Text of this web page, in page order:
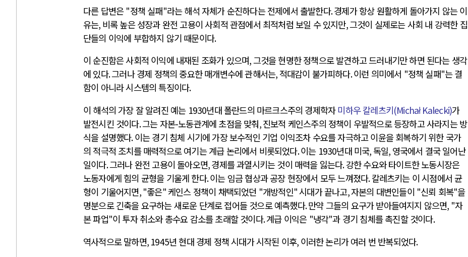
다른 답변은 "정책 실패"라는 해석 자체가 순진하다는 전제에서 출발한다.경제가 항상 원활하게 돌아가지 않는 이
유는, 비록 높은 성장과 완전 고용이 사회적 관점에서 최적처럼 보일 수 있지만,그것이 실제로는 사회 내 강력한 집
단들의 이익에 부합하지 않기 때문이다.
이 순진함은 사회적 이익에 내재된 조화가 있으며,그것을 현명한 정책으로 발견하고 드러내기만 하면 된다는 생각
에 있다.그러나 경제 정책의 중요한 매개변수에 관해서는, 적대감이 불가피하다.이런 의미에서 "정책 실패"는 결
함이 아니라 시스템의 특징이다.
이 해석의 가장 잘 알려진 예는 1930년대 폴란드의 마르크스주의 경제학자미하우 칼레츠키(Michał Kalecki)가
발전시킨 것이다.그는 자본-노동관계에 초점을 맞춰,진보적 케인스주의 정책이 우발적으로 등장하고 사라지는 방
식을 설명했다.이는 경기 침체 시기에 가장 보수적인 기업 이익조차 수요를 자극하고 이윤을 회복하기 위한 국가
의 적극적 조치를 매력적으로 여기는 계급 논리에서 비롯되었다.이는 1930년대 미국, 독일, 영국에서 결국 일어난
일이다.그러나 완전 고용이 돌아오면,경제를 과열시키는 것이 매력을 잃는다.강한 수요와 타이트한 노동시장은
노동자에게 힘의 균형을 기울게 한다.이는 임금 협상과 공장 현장에서 모두 느껴졌다.칼레츠키는 이 시점에서 균
형이 기울어지면, "좋은" 케인스 정책이 채택되었던 "개방적인"시대가 끝나고,자본의 대변인들이 "신뢰 회복"을
명분으로 긴축을 요구하는 새로운 단계로 접어들 것으로 예측했다.만약 그들의 요구가 받아들여지지 않으면, "자
본 파업"이 투자 취소와 총수요 감소를 초래할 것이다.계급 이익은 "냉각"과 경기 침체를 촉진할 것이다.
역사적으로 말하면, 1945년 현대 경제 정책 시대가 시작된 이후, 이러한 논리가 여러 번 반복되었다.
나토, 우크라 군사지원 2027년까지 공..
우크라이나, 덴마크, 에스토니아, 네덜란..
러·우크라, 대규모 공습 주고받아…민간 ..
이란, 호르무즈 해협 봉쇄 선택한 배경
트럼프, 이란 압박수단 한계 직면